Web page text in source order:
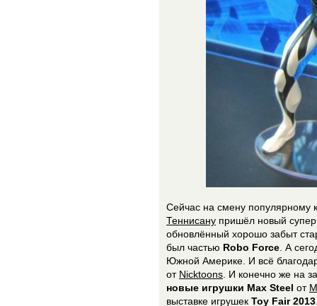
Сейчас на смену популярному
Теннисану пришёл новый
обновлённый хорошо забыт
был частью Robo Force. А
Южной Америке. И всё
от Nicktoons. И конечно же на
новые игрушки Max Steel от
выставке игрушек Toy Fair 2013